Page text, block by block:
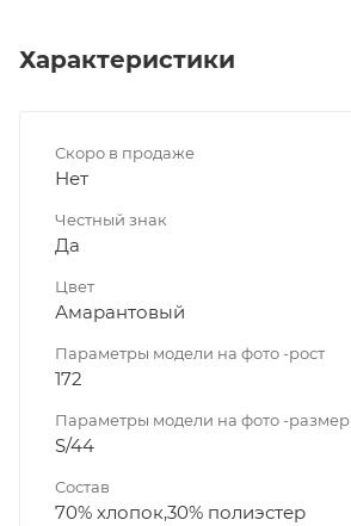
Характеристики
Скоро в продаже
Нет
Честный знак
Да
Цвет
Амарантовый
Параметры модели на фото -рост
172
Параметры модели на фото -размер
S/44
Состав
70% хлопок,30% полиэстер